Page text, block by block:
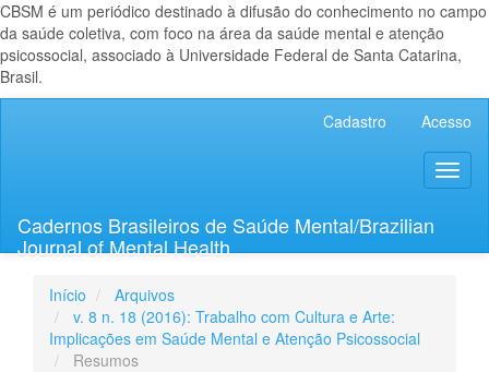
CBSM é um periódico destinado à difusão do conhecimento no campo
da saúde coletiva, com foco na área da saúde mental e atenção
psicossocial, associado à Universidade Federal de Santa Catarina,
Brasil.
Lateral
Cadastro Acesso
Cadernos Brasileiros de Saúde Mental/Brazilian
Journal of Mental Health
Início
Arquivos
v. 8 n. 18 (2016): Trabalho com Cultura e Arte:
Implicações em Saúde Mental e Atenção Psicossocial
Resumos